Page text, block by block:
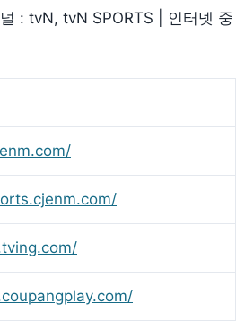
: tvN, tvN SPORTS | 인터넷 중